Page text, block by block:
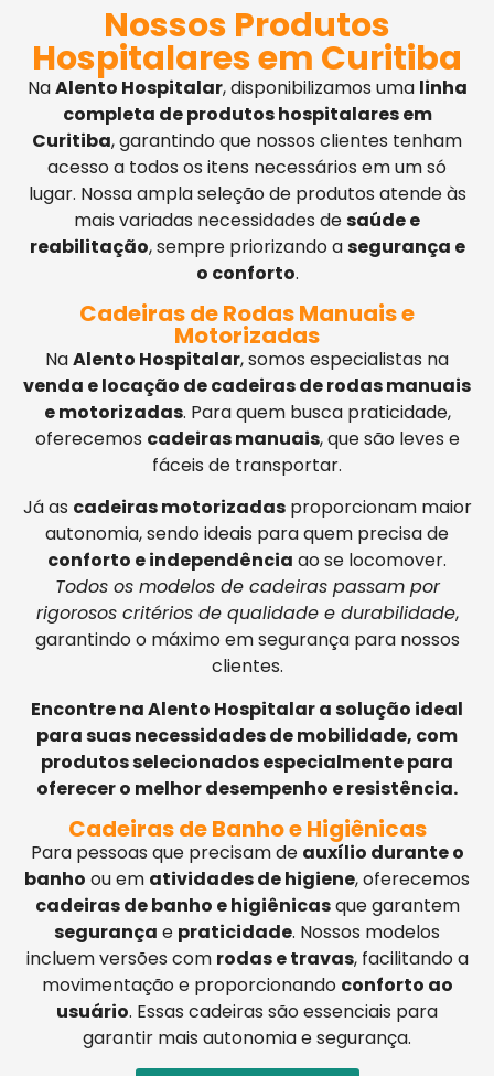
Nossos Produtos
Hospitalares em Curitiba
NaAlento Hospitalar, disponibilizamos uma linha
completa de produtos hospitalares em
Curitiba, garantindo que nossos clientes tenham
acesso a todos os itens necessários em um só
lugar. Nossa ampla seleção de produtos atende às
mais variadas necessidades desaúde e
reabilitação, sempre priorizando asegurança e
o conforto.
Cadeiras de Rodas Manuais e
Motorizadas
NaAlento Hospitalar, somos especialistas na
venda e locação de cadeiras de rodas manuais
e motorizadas. Para quem busca praticidade,
oferecemos cadeiras manuais, que são leves e
fáceis de transportar.
Já as cadeiras motorizadasproporcionam maior
autonomia, sendo ideais para quem precisa de
conforto e independência ao se locomover.
Todos os modelos de cadeiras passam por
rigorosos critérios de qualidade e durabilidade,
garantindo o máximo em segurança para nossos
clientes.
Encontre na Alento Hospitalar a solução ideal
para suas necessidades de mobilidade, com
produtos selecionados especialmente para
oferecer o melhor desempenho e resistência.
Cadeiras de Banho e Higiênicas
Para pessoas que precisam de auxílio durante o
banho ou em atividades de higiene, oferecemos
cadeiras de banho e higiênicasque garantem
segurança e praticidade. Nossos modelos
incluem versões com rodas e travas, facilitando a
movimentação e proporcionando conforto ao
usuário. Essas cadeiras são essenciais para
garantir mais autonomia e segurança.